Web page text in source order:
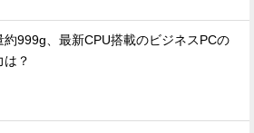
約999g、最新CPU搭載のビジネスPCの
は？